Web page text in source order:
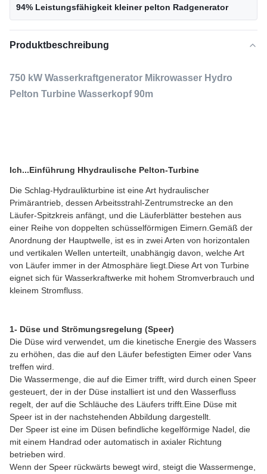
94% Leistungsfähigkeit kleiner pelton Radgenerator
Produktbeschreibung
750 kW Wasserkraftgenerator Mikrowasser Hydro
Pelton Turbine Wasserkopf 90m
Ich...Einführung Hhydraulische Pelton-Turbine
Die Schlag-Hydraulikturbine ist eine Art hydraulischer
Primärantrieb, dessen Arbeitsstrahl-Zentrumstrecke an den
Läufer-Spitzkreis anfängt, und die Läuferblätter bestehen aus
einer Reihe von doppelten schüsselförmigen Eimern.Gemäß der
Anordnung der Hauptwelle, ist es in zwei Arten von horizontalen
und vertikalen Wellen unterteilt, unabhängig davon, welche Art
von Läufer immer in der Atmosphäre liegt.Diese Art von Turbine
eignet sich für Wasserkraftwerke mit hohem Stromverbrauch und
kleinem Stromfluss.
1- Düse und Strömungsregelung (Speer)
Die Düse wird verwendet, um die kinetische Energie des Wassers
zu erhöhen, das die auf den Läufer befestigten Eimer oder Vans
treffen wird.
Die Wassermenge, die auf die Eimer trifft, wird durch einen Speer
gesteuert, der in der Düse installiert ist und den Wasserfluss
regelt, der auf die Schläuche des Läufers trifft.Eine Düse mit
Speer ist in der nachstehenden Abbildung dargestellt.
Der Speer ist eine im Düsen befindliche kegelförmige Nadel, die
mit einem Handrad oder automatisch in axialer Richtung
betrieben wird.
Wenn der Speer rückwärts bewegt wird, steigt die Wassermenge,